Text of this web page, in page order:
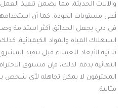
والآلات الحديثة، مما يضمن تنفيذ
أعلى مستويات الجودة. كما أن
في دبي يجعل الحدائق أكثر استدامة
استهلاك المياه والمواد الكيميائية.
ثلاثية الأبعاد للعملاء قبل تنفيذ
النهائية بدقة. لذلك، فإن مستوى
المحترفون لا يمكن تجاهله لأي
مثالية.